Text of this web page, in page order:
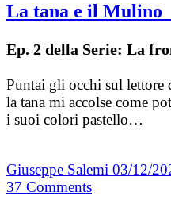
La tana e il Mulino
Ep. 2 della Serie: La
Puntai gli occhi sul lettore
la tana mi accolse come
i suoi colori pastello…
Giuseppe Salemi 03/12/
37 Comments